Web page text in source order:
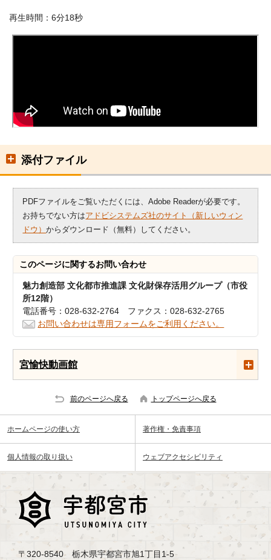
再生時間：6分18秒
添付ファイル
PDFファイルをご覧いただくには、Adobe Readerが必要です。
お持ちでない方はアドビシステムズ社のサイト（新しいウィン
ドウ）からダウンロード（無料）してください。
このページに関するお問い合わせ
魅力創造部 文化都市推進課 文化財保存活用グループ（市役
所12階）
電話番号：028-632-2764 ファクス：028-632-2765
お問い合わせは専用フォームをご利用ください。
宮愉快動画館
前のページへ戻る トップページへ戻る
ホームページの使い方 著作権・免責事項
個人情報の取り扱い ウェブアクセシビリティ
〒320-8540 栃木県宇都宮市旭1丁目1-5